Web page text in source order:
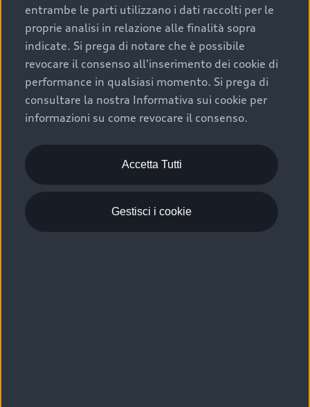
efficienza meccanica: motore, trasmissione e
componenti principali in ottimo stato garantiscono
prestazioni affidabili e sicure.
Acquistare un’auto usata in una Concessionaria ufficiale
Audi che offre l’usato garantito tramite Audi Prima
Scelta :plus, significa affidarsi ad un prodotto che viene
sottoposto a 110 controlli approfonditi e coperto da
garanzia fino a 4 anni per una maggiore tutela del tuo
acquisto.
entrambe le parti utilizzano i dati raccolti per le
proprie analisi in relazione alle finalità sopra
indicate. Si prega di notare che è possibile
revocare il consenso all'inserimento dei cookie di
performance in qualsiasi momento. Si prega di
consultare la nostra Informativa sui cookie per
informazioni su come revocare il consenso.
Accetta Tutti
Gestisci i cookie